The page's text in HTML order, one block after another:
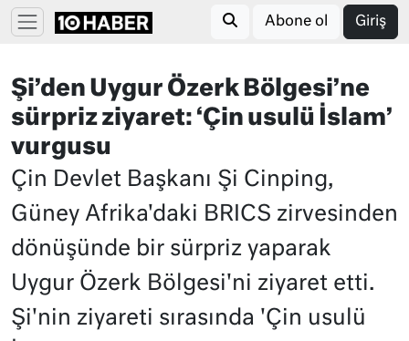
Abone ol Giriş
Şi’den Uygur Özerk Bölgesi’ne
sürpriz ziyaret: ‘Çin usulü İslam’
vurgusu
Çin Devlet Başkanı Şi Cinping,
Güney Afrika'daki BRICS zirvesinden
dönüşünde bir sürpriz yaparak
Uygur Özerk Bölgesi'ni ziyaret etti.
Şi'nin ziyareti sırasında 'Çin usulü